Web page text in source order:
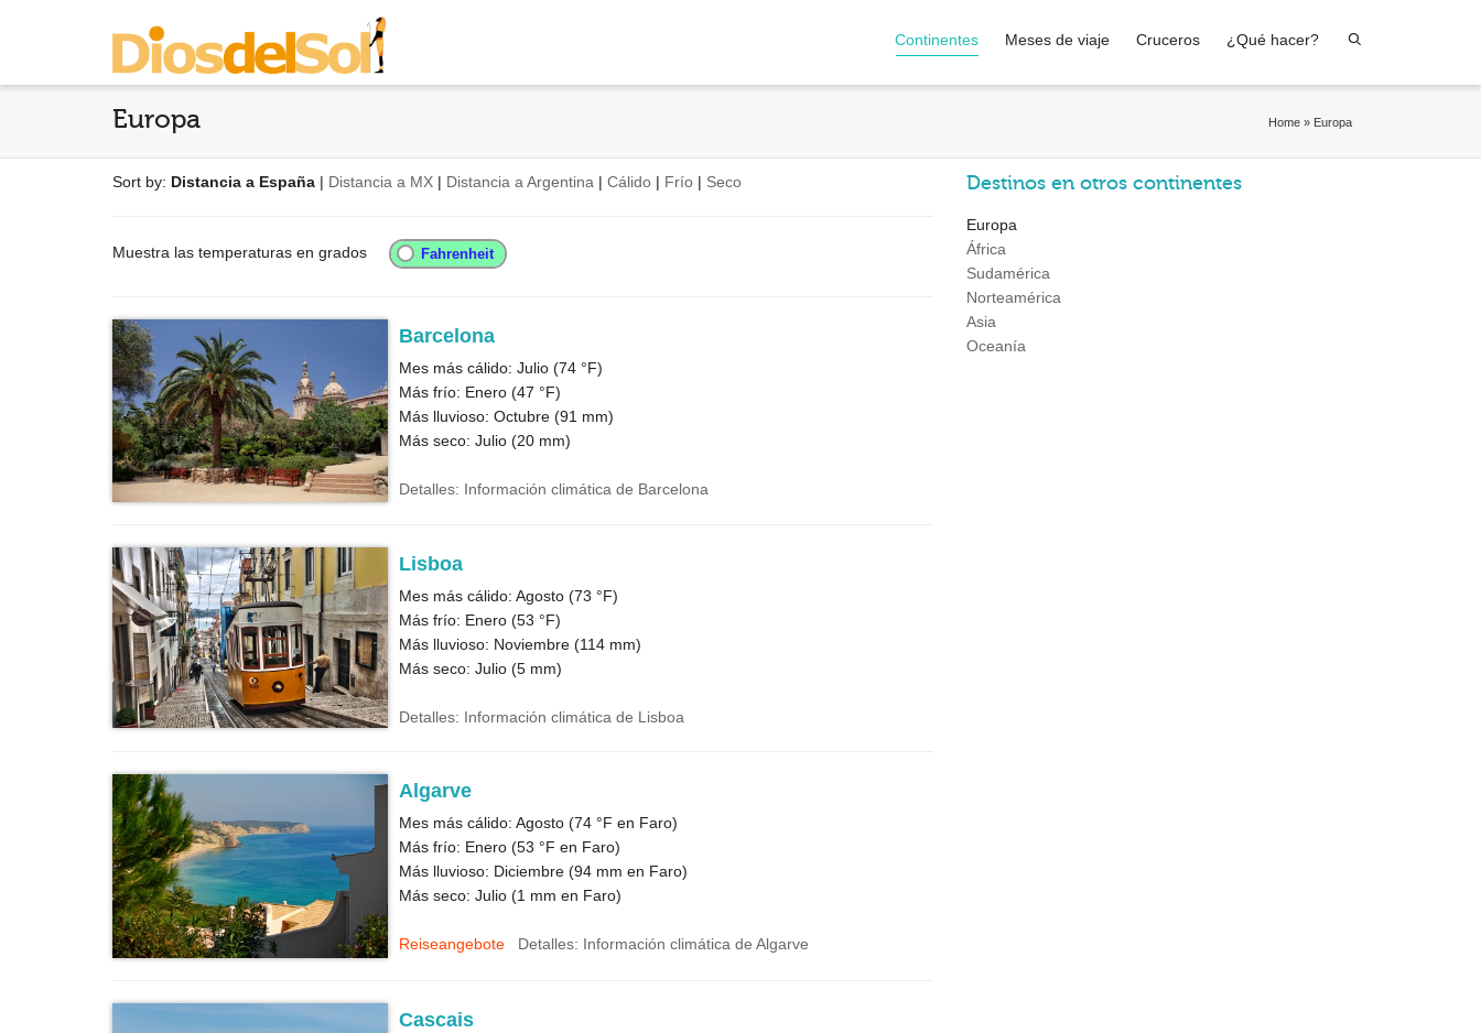
Continentes Meses de viaje Cruceros ¿Qué hacer?
Europa Home » Europa
Sort by: Distancia a España | Distancia a MX | Distancia a Argentina | Cálido | Frío | Seco
Muestra las temperaturas en grados
Barcelona
Mes más cálido: Julio (74 °F)
Más frío: Enero (47 °F)
Más lluvioso: Octubre (91 mm)
Más seco: Julio (20 mm)
Detalles: Información climática de Barcelona
Lisboa
Mes más cálido: Agosto (73 °F)
Más frío: Enero (53 °F)
Más lluvioso: Noviembre (114 mm)
Más seco: Julio (5 mm)
Detalles: Información climática de Lisboa
Algarve
Mes más cálido: Agosto (74 °F en Faro)
Más frío: Enero (53 °F en Faro)
Más lluvioso: Diciembre (94 mm en Faro)
Más seco: Julio (1 mm en Faro)
Reiseangebote Detalles: Información climática de Algarve
Cascais
Destinos en otros continentes
Europa
África
Sudamérica
Norteamérica
Asia
Oceanía